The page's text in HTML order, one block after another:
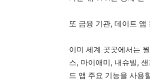
또 금융 기관, 데이트
이미 세계 곳곳에서는
스, 마이애미, 내슈빌,
드 앱 주요 기능을 사용